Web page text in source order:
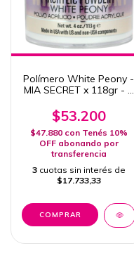
Polímero White Peony -
MIA SECRET x 118gr - 4
$53.200
$47.880 con Tenés 10%
OFF abonando por
transferencia
3 cuotas sin interés de
$17.733,33